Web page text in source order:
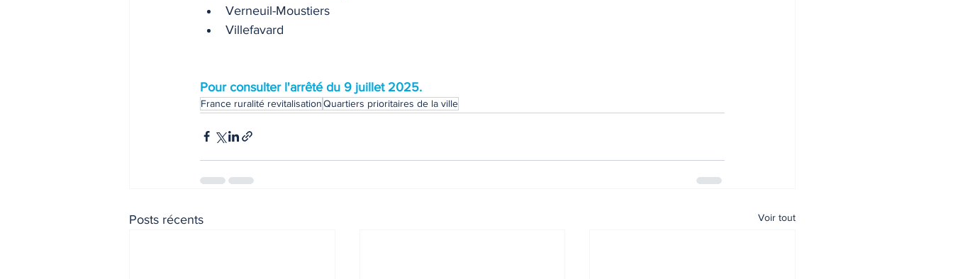
Verneuil-Moustiers
Villefavard
Pour consulter l'arrêté du 9 juillet 2025.
France ruralité revitalisationQuartiers prioritaires de la ville
Posts récents Voir tout